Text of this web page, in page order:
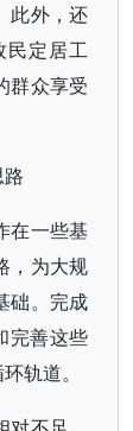
此外，还
民定居工
群众享受
在一些基
，为大规
础。完成
完善这些
轨道。